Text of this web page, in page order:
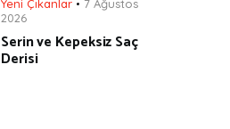
Yeni Çıkanlar
7 Ağustos
2026
Serin ve Kepeksiz Saç
Derisi